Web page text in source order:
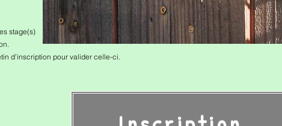
stage(s)
d’inscription pour valider celle-ci.